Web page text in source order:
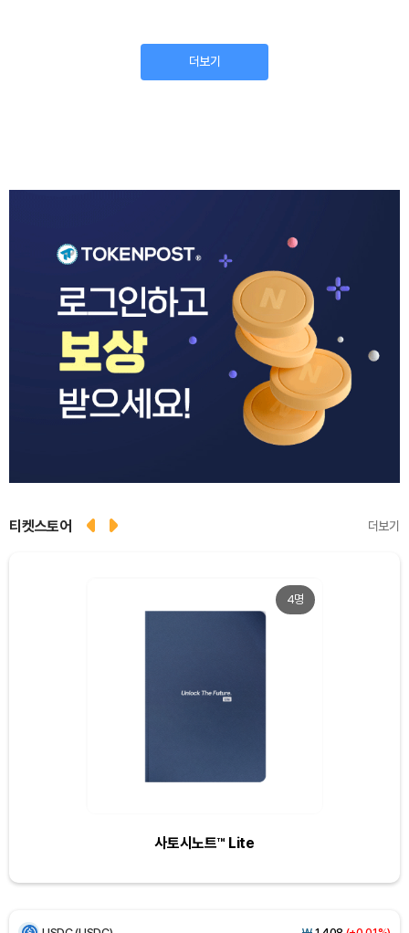
더보기
티켓스토어 더보기
4명
사토시노트™ Lite
BNB (BNB) ₩848,393(+1.66%)